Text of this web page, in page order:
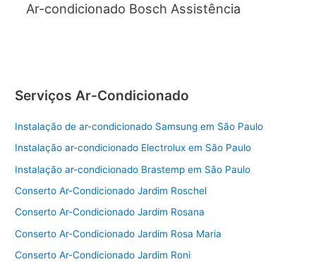
Ar-condicionado Bosch Assistência
Serviços Ar-Condicionado
Instalação de ar-condicionado Samsung em São Paulo
Instalação ar-condicionado Electrolux em São Paulo
Instalação ar-condicionado Brastemp em São Paulo
Conserto Ar-Condicionado Jardim Roschel
Conserto Ar-Condicionado Jardim Rosana
Conserto Ar-Condicionado Jardim Rosa Maria
Conserto Ar-Condicionado Jardim Roni